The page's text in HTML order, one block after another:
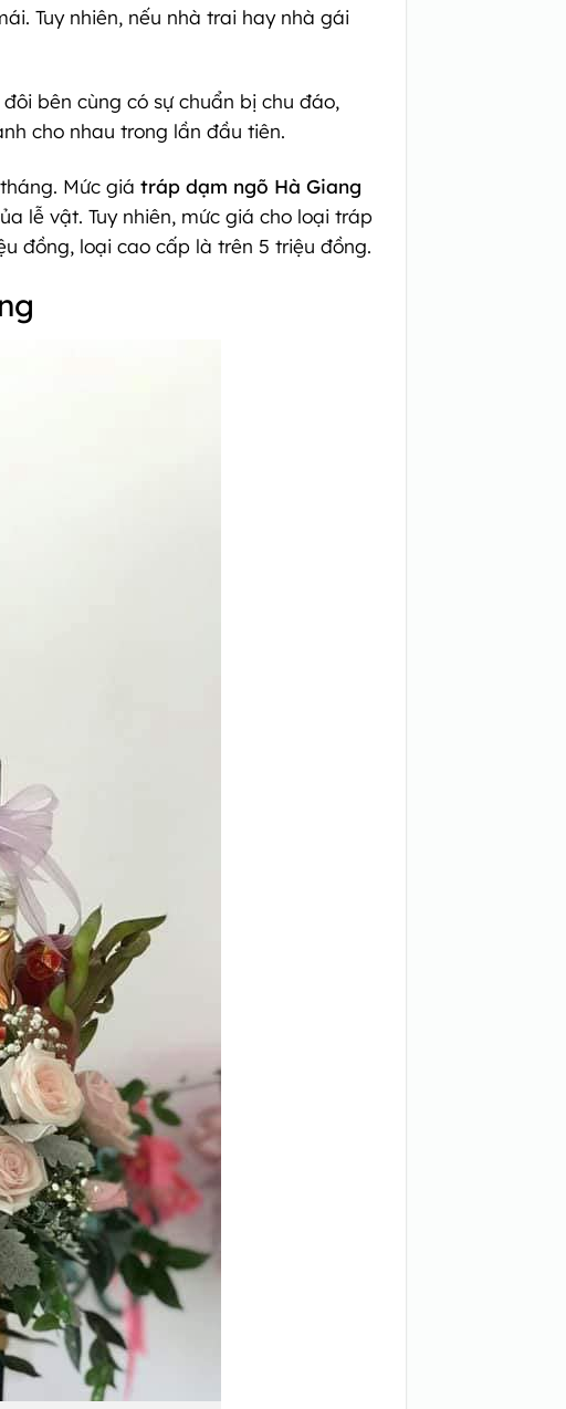
Tuy nhiên, nếu nhà trai hay nhà gái
bên cùng có sự chuẩn bị chu đáo,
cho nhau trong lần đầu tiên.
Mức giátráp dạm ngõ Hà Giang
lễ vật. Tuy nhiên, mức giá cho loại tráp
đồng, loại cao cấp là trên 5 triệu đồng.